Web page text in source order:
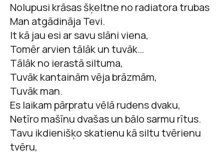
Nolupusi krāsas šķeltne no radiatora trubas
Man atgādināja Tevi.
It kā jau esi ar savu slāni viena,
Tomēr arvien tālāk un tuvāk…
Tālāk no ierastā siltuma,
Tuvāk kantainām vēja brāzmām,
Tuvāk man.
Es laikam pārpratu vēlā rudens dvaku,
Netīro mašīnu dvašas un bālo sarmu rītus.
Tavu ikdienišķo skatienu kā siltu tvērienu
tvēru,